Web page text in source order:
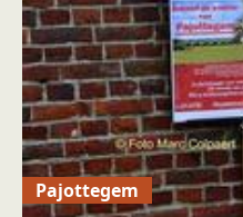
Pajottegem